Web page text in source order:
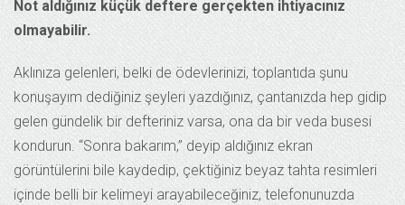
Not aldığınız küçük deftere gerçekten ihtiyacınız
olmayabilir.
Aklınıza gelenleri, belki de ödevlerinizi, toplantıda şunu
konuşayım dediğiniz şeyleri yazdığınız, çantanızda hep gidip
gelen gündelik bir defteriniz varsa, ona da bir veda busesi
kondurun. “Sonra bakarım,” deyip aldığınız ekran
görüntülerini bile kaydedip, çektiğiniz beyaz tahta resimleri
içinde belli bir kelimeyi arayabileceğiniz, telefonunuzda